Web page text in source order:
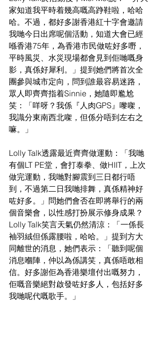
家知道我平時着幾高嘅高踭鞋啦，哈哈
哈。不過，都好多謝香港紅十字會邀請
我哋今日出席呢個活動，知道大會已經
喺香港75年，為香港市民做咗好多嘢，
平時風災、水災現場都會見到佢哋嘅身
影，真係好犀利。」提到她們將首次全
團參與城市定向，問到誰最容易迷路，
眾人即齊齊指着Sinnie，她隨即尷尬
笑：「咩呀？我係『人肉GPS』嚟㗎，
我識分東南西北㗎，但係分唔到左右之
嘛。」
Lolly Talk透露最近齊齊做運動：「我哋
有個LT PE堂，會打泰拳、做HIIT，上次
做完運動，我哋對腳震到三日都行唔
到，不過第二日我哋排舞，真係精神好
咗好多。」問她們會否在即將舉行的兩
個音樂會，以性感打扮展示修身成果？
Lolly Talk笑言天氣仍然清涼：「一係長
袖羽絨但係露腰啦，哈哈。」提到方大
同離世的消息，她們表示：「聽到呢個
消息嗰陣，仲以為係講笑，真係唔敢相
信。好多謝佢為香港樂壇付出嘅努力，
佢嘅音樂絕對啟發咗好多人，包括好多
我哋呢代嘅歌手。」